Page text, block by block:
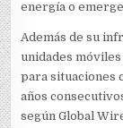
energía o
Además de su
unidades
para situaciones
años
según Global